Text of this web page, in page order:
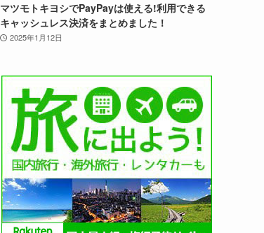
マツモトキヨシでPayPayは使える!利用できる
キャッシュレス決済をまとめました！
2025年1月12日